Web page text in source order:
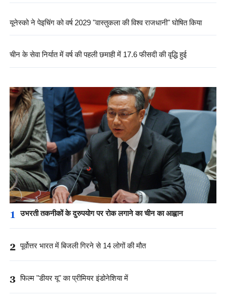
यूनेस्को ने पेइचिंग को वर्ष 2029 "वास्तुकला की विश्व राजधानी" घोषित किया
चीन के सेवा निर्यात में वर्ष की पहली छमाही में 17.6 फीसदी की वृद्धि हुई
1 उभरती तकनीकों के दुरुपयोग पर रोक लगाने का चीन का आह्वान
2 पूर्वोत्तर भारत में बिजली गिरने से 14 लोगों की मौत
3 फिल्म "डीयर यू" का प्रीमियर इंडोनेशिया में